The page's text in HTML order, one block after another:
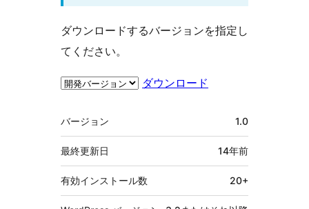
ダウンロードするバージョンを指定し
てください。
ダウンロード
メ
タ
バージョン 1.0
最終更新日 14年前
有効インストール数 20+